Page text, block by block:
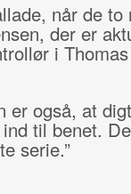
når de
der er
i Thomas
er også, at
til benet.
serie.”